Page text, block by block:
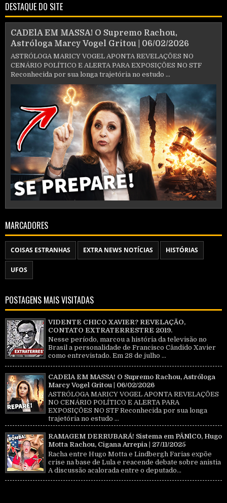
DESTAQUE DO SITE
CADElA EM MASSA! O Supremo Rachou,
Astróloga Marcy Vogel Gritou | 06/02/2026
ASTRÓLOGA MARICY VOGEL APONTA REVELAÇÕES NO
CENÁRIO POLÍTICO E ALERTA PARA EXPOSIÇÕES NO STF
Reconhecida por sua longa trajetória no estudo ...
MARCADORES
COISAS ESTRANHAS EXTRA NEWS NOTÍCIAS HISTÓRIAS
UFOS
POSTAGENS MAIS VISITADAS
VIDENTE CHICO XAVIER? REVELAÇÃO,
CONTATO EXTRATERRESTRE 2019.
Nesse período, marcou a história da televisão no
Brasil a personalidade de Francisco Cândido Xavier
como entrevistado. Em 28 de julho ...
CADElA EM MASSA! O Supremo Rachou, Astróloga
Marcy Vogel Gritou | 06/02/2026
ASTRÓLOGA MARICY VOGEL APONTA REVELAÇÕES
NO CENÁRIO POLÍTICO E ALERTA PARA
EXPOSIÇÕES NO STF Reconhecida por sua longa
trajetória no estudo ...
RAMAGEM DERRUBARÁ! Sistema em PÂNlC0, Hugo
Motta Rachou, Cigana Arrepia | 27/11/2025
Racha entre Hugo Motta e Lindbergh Farias expõe
crise na base de Lula e reacende debate sobre anistia
A discussão acalorada entre o deputado...